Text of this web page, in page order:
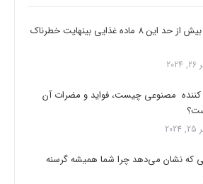
مصرف بیش از حد این 8 ماده غذایی بینهایت خطرناک
مصنوعی چیست، فواید و مضرات آن
که نشان می‌دهد چرا شما همیشه گرسنه